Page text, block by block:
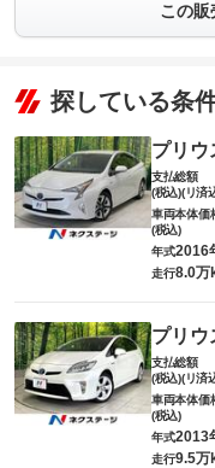
この販
探している条
プリウ
支払総額
(税込)(リ済
車両本体価
(税込)
年式2016
走行8.0万
プリウ
支払総額
(税込)(リ済
車両本体価
(税込)
年式2013
走行9.5万